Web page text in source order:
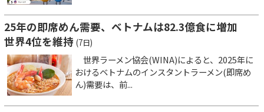
25年の即席めん需要、ベトナムは82.3億食に増加
世界4位を維持 (7日)
世界ラーメン協会(WINA)によると、2025年に
おけるベトナムのインスタントラーメン(即席め
ん)需要は、前...